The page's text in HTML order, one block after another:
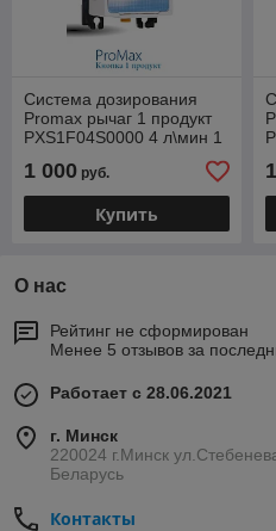
Система дозирования
Promax рычаг 1 продукт
PXS1F04S0000 4 л\мин 1
1 000 руб.
Купить
О нас
Рейтинг не сформирован
Менее 5 отзывов за
Работает с 28.06.2021
г. Минск
220024 г.Минск
Беларусь
Контакты